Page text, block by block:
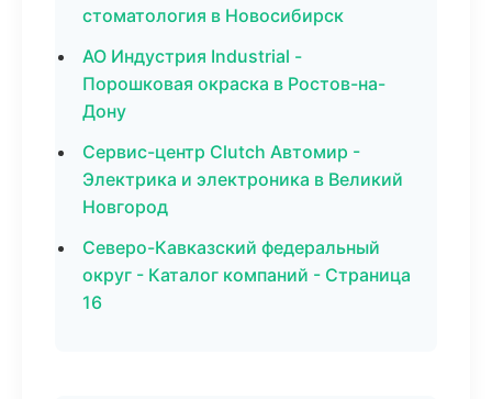
стоматология в Новосибирск
АО Индустрия Industrial -
Порошковая окраска в Ростов-на-
Дону
Сервис-центр Clutch Автомир -
Электрика и электроника в Великий
Новгород
Северо-Кавказский федеральный
округ - Каталог компаний - Страница
16